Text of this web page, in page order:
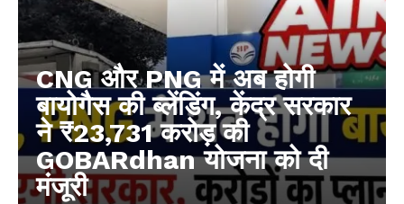
CNG और PNG में अब होगी
बायोगैस की ब्लेंडिंग, केंद्र सरकार
ने ₹23,731 करोड़ की
GOBARdhan योजना को दी
मंजूरी